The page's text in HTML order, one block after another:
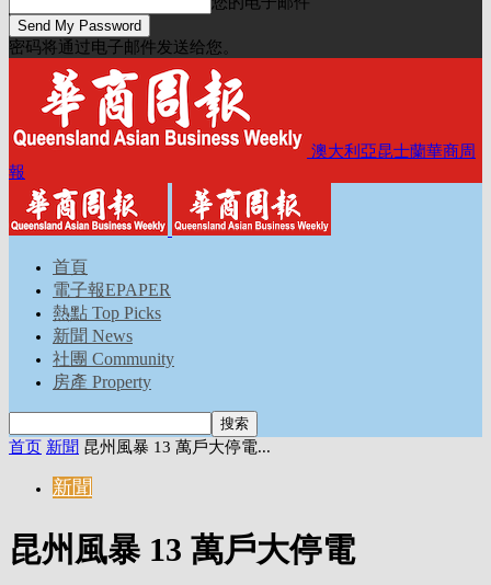
密码将通过电子邮件发送给您。
澳大利亞昆士蘭華商周
報
首頁
電子報EPAPER
熱點 Top Picks
新聞 News
社團 Community
房產 Property
首页 新聞 昆州風暴 13 萬戶大停電...
新聞
昆州風暴 13 萬戶大停電